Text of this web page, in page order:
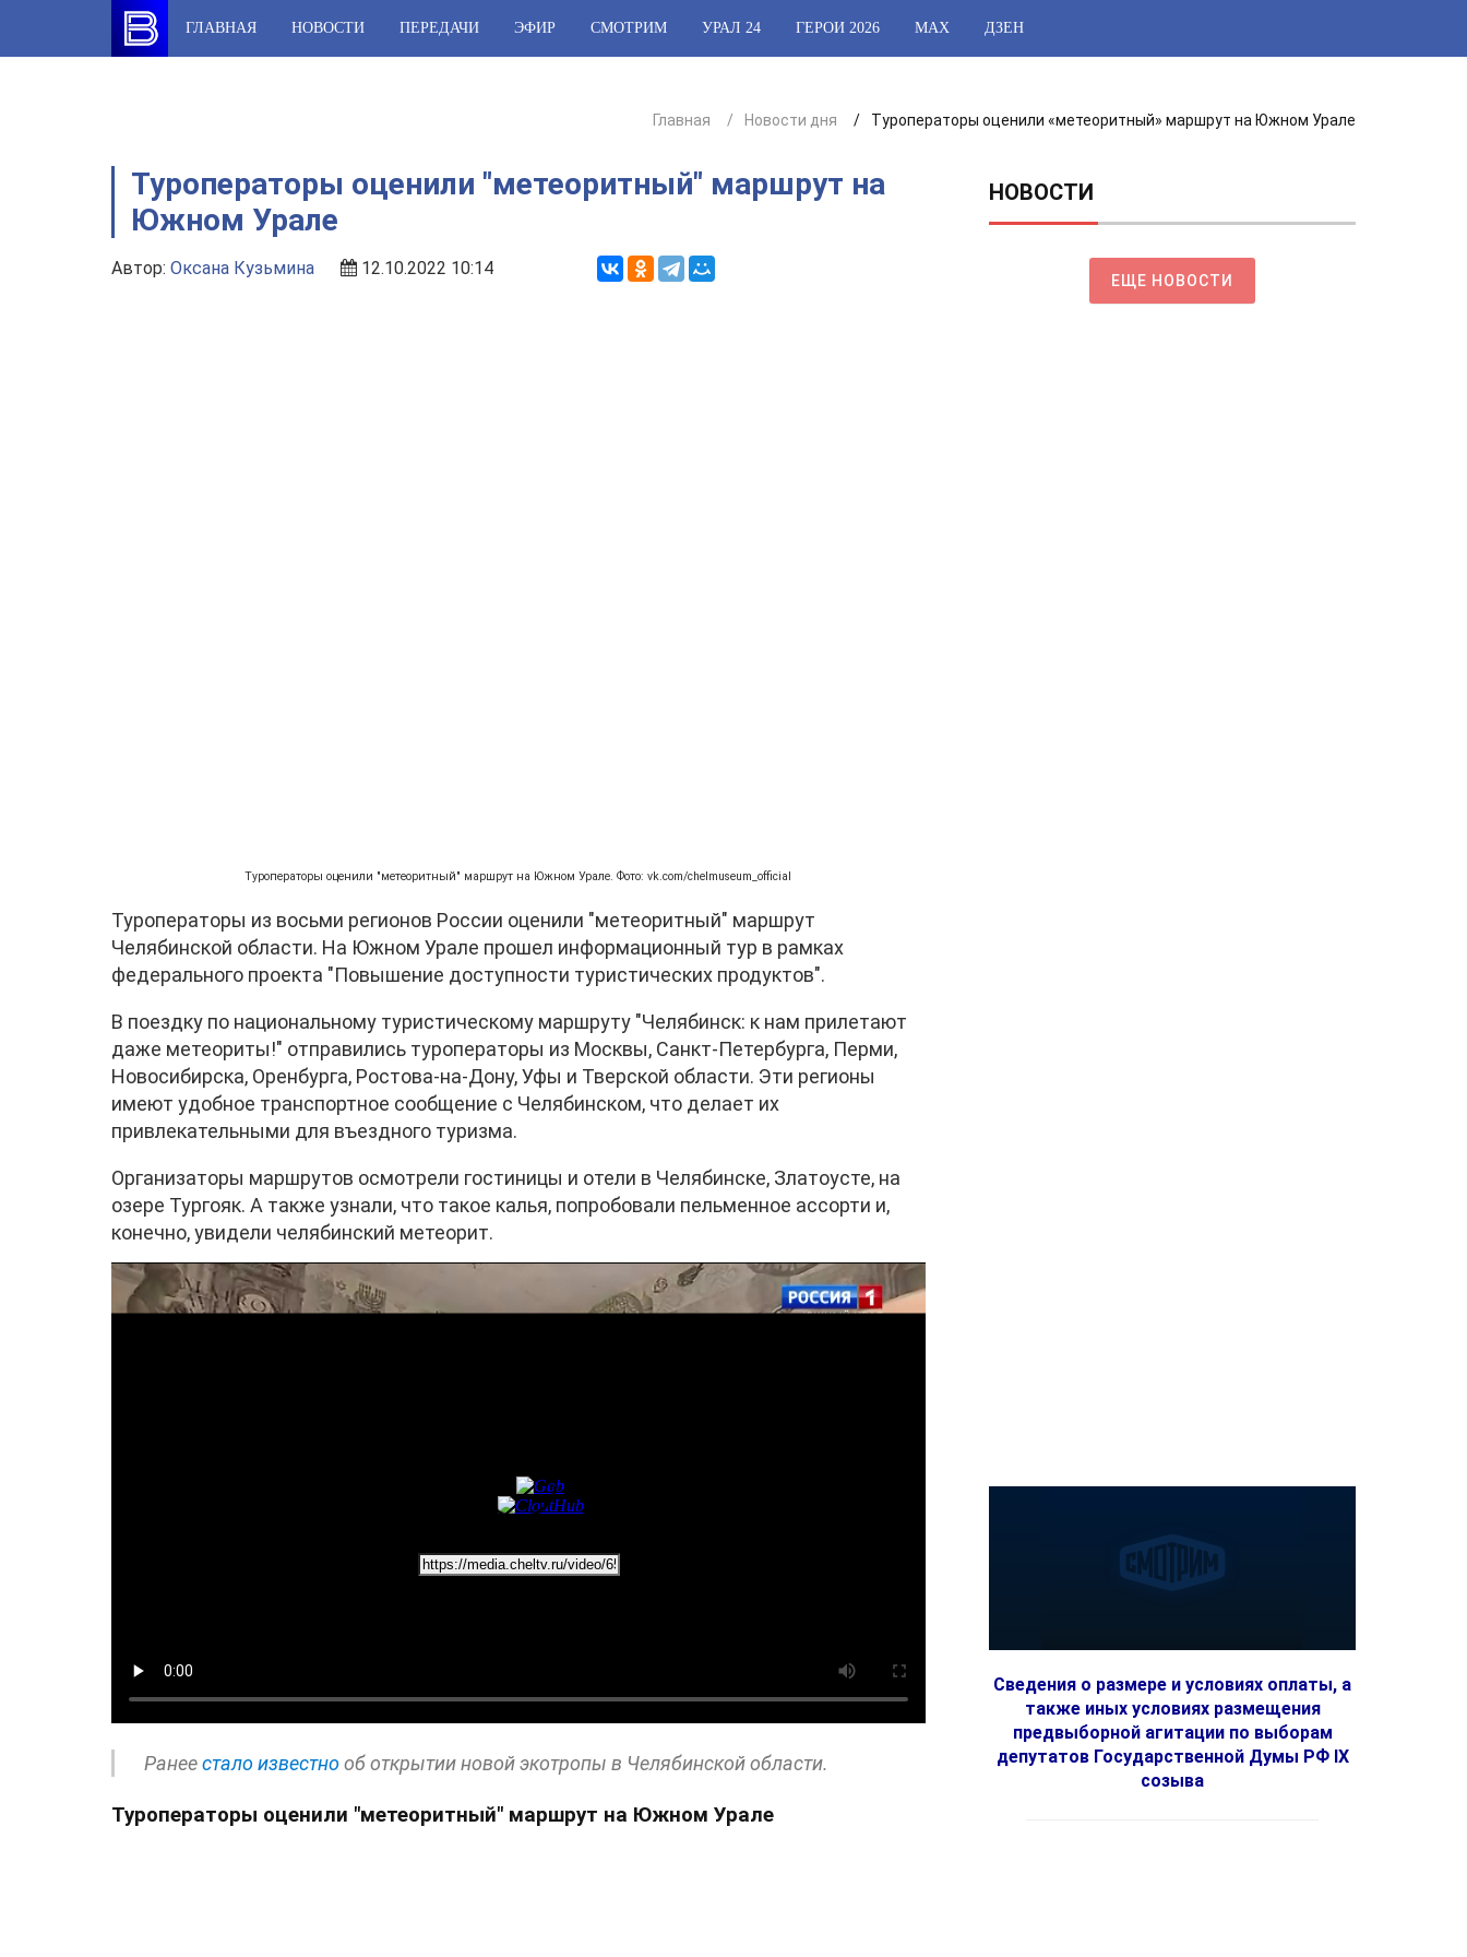
content
ГЛАВНАЯ НОВОСТИ ПЕРЕДАЧИ ЭФИР СМОТРИМ УРАЛ 24 ГЕРОИ 2026 МАХ ДЗЕН
Главная Новости дня Туроператоры оценили «метеоритный» маршрут на Южном Урале
Туроператоры оценили "метеоритный" маршрут на
Южном Урале
Автор: Оксана Кузьмина 12.10.2022 10:14
Туроператоры оценили "метеоритный" маршрут на Южном Урале. Фото: vk.com/chelmuseum_official
Туроператоры из восьми регионов России оценили "метеоритный" маршрут
Челябинской области. На Южном Урале прошел информационный тур в рамках
федерального проекта "Повышение доступности туристических продуктов".
В поездку по национальному туристическому маршруту "Челябинск: к нам прилетают
даже метеориты!" отправились туроператоры из Москвы, Санкт-Петербурга, Перми,
Новосибирска, Оренбурга, Ростова-на-Дону, Уфы и Тверской области. Эти регионы
имеют удобное транспортное сообщение с Челябинском, что делает их
привлекательными для въездного туризма.
Организаторы маршрутов осмотрели гостиницы и отели в Челябинске, Златоусте, на
озере Тургояк. А также узнали, что такое калья, попробовали пельменное ассорти и,
конечно, увидели челябинский метеорит.
Ранеестало известнооб открытии новой экотропы в Челябинской области.
Туроператоры оценили "метеоритный" маршрут на Южном Урале
НОВОСТИ
ЕЩЕ НОВОСТИ
Сведения о размере и условиях оплаты, а
также иных условиях размещения
предвыборной агитации по выборам
депутатов Государственной Думы РФ IX
созыва